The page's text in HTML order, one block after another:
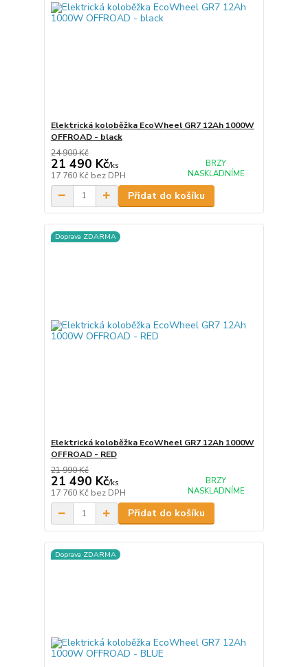
Elektrická koloběžka EcoWheel GR7 12Ah 1000W
OFFROAD - black
24 900 Kč
21 490 Kč/ks
17 760 Kč bez DPH
BRZY
NASKLADNÍME
Přidat do košíku
Doprava ZDARMA
Elektrická koloběžka EcoWheel GR7 12Ah 1000W
OFFROAD - RED
21 990 Kč
21 490 Kč/ks
17 760 Kč bez DPH
BRZY
NASKLADNÍME
Přidat do košíku
Doprava ZDARMA